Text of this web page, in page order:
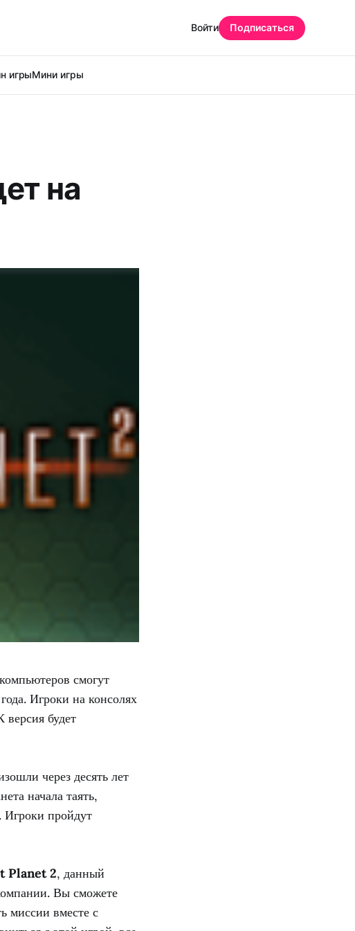
игрыМини игры
Войти Подписаться
на
смогут
Игроки на консолях
будет
через десять лет
начала таять,
пройдут
Planet 2, данный
Вы сможете
миссии вместе с